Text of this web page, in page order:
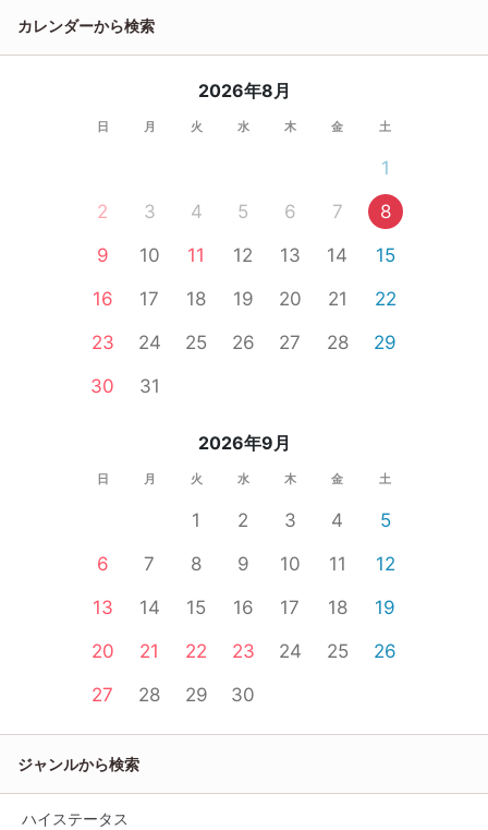
カレンダーから検索
2026年8月
日 月 火 水 木 金 土
1
2
3 4 5 6 7
8
9
10 11 12 13 14
15
16
17 18 19 20 21
22
23
24 25 26 27 28
29
30
31
2026年9月
日 月 火 水 木 金 土
1 2 3 4
5
6
7 8 9 10 11
12
13
14 15 16 17 18
19
20
21 22 23 24 25
26
27
28 29 30
ジャンルから検索
ハイステータス